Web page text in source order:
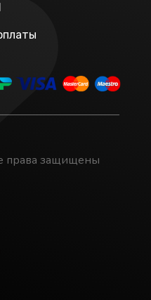
права защищены